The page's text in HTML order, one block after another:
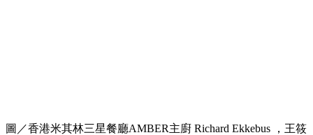
圖／香港米其林三星餐廳AMBER主廚 Richard Ekkebus ，王筱